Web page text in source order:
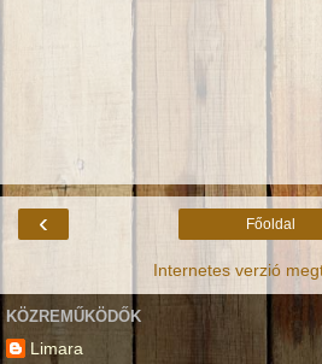
‹ Főoldal
Internetes verzió
KÖZREMŰKÖDŐK
Limara